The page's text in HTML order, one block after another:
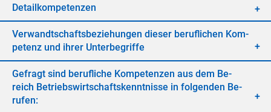
De­tail­kom­pe­ten­zen
Ver­wandt­schafts­be­zie­hun­gen die­ser be­ruf­li­chen Kom­
pe­tenz und ih­rer Un­ter­be­grif­fe
Ge­fragt sind be­ruf­li­che Kom­pe­ten­zen aus dem Be­
reich Be­triebs­wirt­schafts­kennt­nis­se in fol­gen­den Be­
ru­fen: